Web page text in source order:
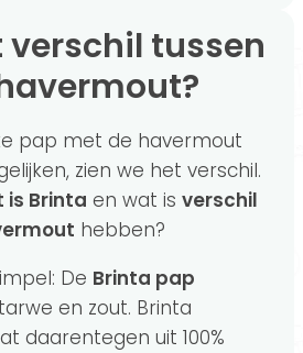
pap met de havermout
zien we het verschil.
is Brinta en wat is verschil
hebben?
De Brinta pap
en zout. Brinta
daarentegen uit 100%